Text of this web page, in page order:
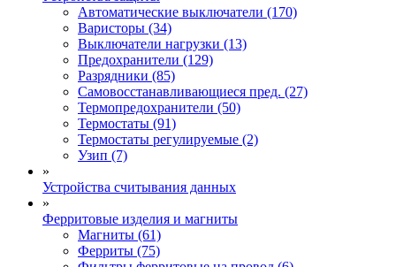
Автоматические выключатели (170)
Варисторы (34)
Выключатели нагрузки (13)
Предохранители (129)
Разрядники (85)
Самовосстанавливающиеся пред. (27)
Термопредохранители (50)
Термостаты (91)
Термостаты регулируемые (2)
Узип (7)
»
Устройства считывания данных
»
Ферритовые изделия и магниты
Магниты (61)
Ферриты (75)